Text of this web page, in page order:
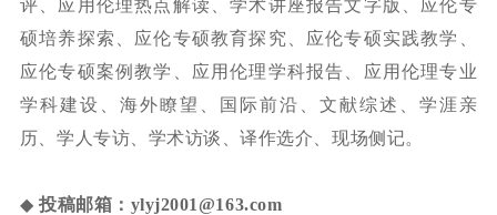
评、应用伦理热点解读、学术讲座报告文字版、应伦专
硕培养探索、应伦专硕教育探究、应伦专硕实践教学、
应伦专硕案例教学、应用伦理学科报告、应用伦理专业
学科建设、海外瞭望、国际前沿、文献综述、学涯亲
历、学人专访、学术访谈、译作选介、现场侧记。
◆ 投稿邮箱： ylyj2001@163.com